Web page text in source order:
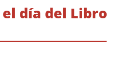
día del Libro